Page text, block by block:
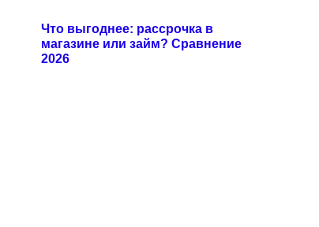
Что выгоднее: рассрочка в
магазине или займ? Сравнение
2026